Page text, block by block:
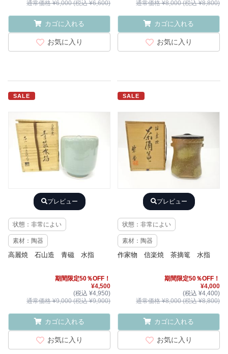
通常価格 ¥6,000 (税込 ¥6,600)
カゴに入れる
お気に入り
通常価格 ¥8,000 (税込 ¥8,800)
カゴに入れる
お気に入り
SALE
プレビュー
状態：非常によい
素材：陶器
高麗焼 石山造 青磁 水指
期間限定50％OFF！
¥4,500
(税込 ¥4,950)
通常価格 ¥9,000 (税込 ¥9,900)
カゴに入れる
お気に入り
SALE
プレビュー
状態：非常によい
素材：陶器
作家物 信楽焼 茶摘篭 水指
期間限定50％OFF！
¥4,000
(税込 ¥4,400)
通常価格 ¥8,000 (税込 ¥8,800)
カゴに入れる
お気に入り